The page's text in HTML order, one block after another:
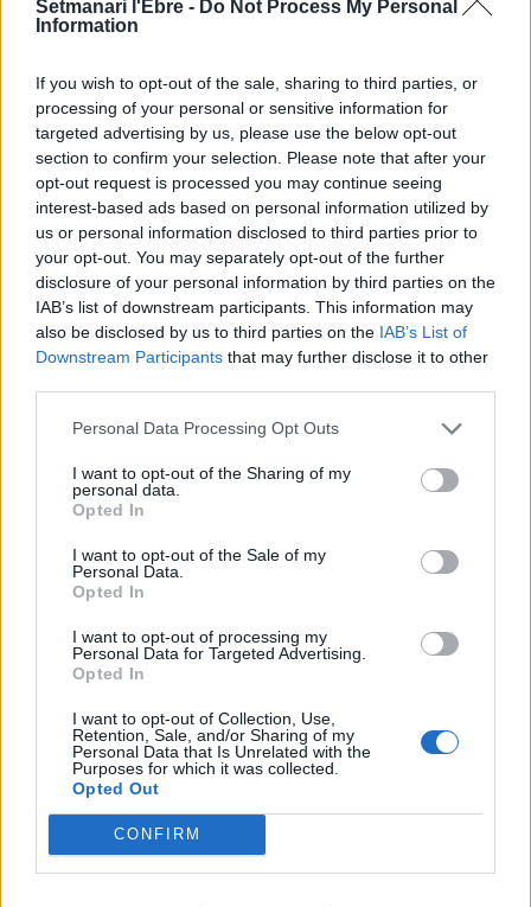
Setmanari l'Ebre - Do Not Process My Personal
Information
If you wish to opt-out of the sale, sharing to third parties, or
processing of your personal or sensitive information for
targeted advertising by us, please use the below opt-out
section to confirm your selection. Please note that after your
opt-out request is processed you may continue seeing
interest-based ads based on personal information utilized by
us or personal information disclosed to third parties prior to
your opt-out. You may separately opt-out of the further
disclosure of your personal information by third parties on the
IAB’s list of downstream participants. This information may
also be disclosed by us to third parties on the IAB’s List of
Downstream Participants that may further disclose it to other
Personal Data Processing Opt Outs
I want to opt-out of the Sharing of my
personal data.
Opted In
I want to opt-out of the Sale of my
Personal Data.
Opted In
I want to opt-out of processing my
Personal Data for Targeted Advertising.
Opted In
I want to opt-out of Collection, Use,
Retention, Sale, and/or Sharing of my
Personal Data that Is Unrelated with the
Purposes for which it was collected.
Opted Out
CONFIRM
enguany amb més modistes i gairebé
“L’eclipsi serà una oportunitat també
per a gaudir de les Festes Majors
d’Amposta”
31 de juliol de 2026
Blaumut lidera el cartell musical de les
Festes
31 de juliol de 2026
30 de juliol de 2026